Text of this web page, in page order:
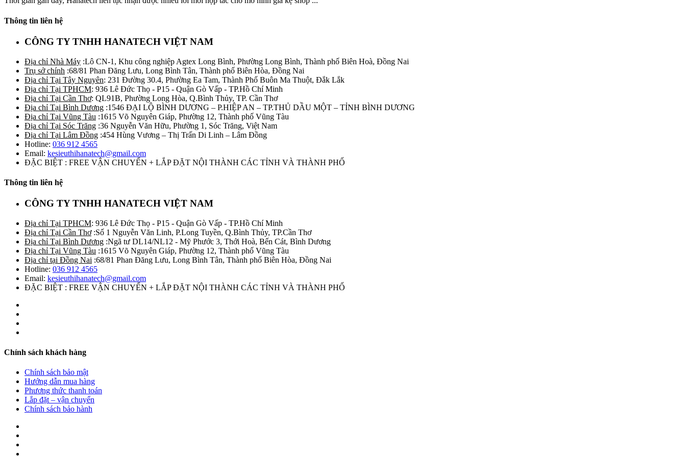
Thông tin liên hệ
CÔNG TY TNHH HANATECH VIỆT NAM
Địa chỉ Nhà Máy :Lô CN-1, Khu công nghiệp Agtex Long Bình, Phường Long Bình, Thành phố Biên Hoà, Đồng Nai
Trụ sở chính :68/81 Phan Đăng Lưu, Long Bình Tân, Thành phố Biên Hòa, Đồng Nai
Địa chỉ Tại Tây Nguyên: 231 Đường 30.4, Phường Ea Tam, Thành Phố Buôn Ma Thuột, Đắk Lắk
Địa chỉ Tại TPHCM: 936 Lê Đức Thọ - P15 - Quận Gò Vấp - TP.Hồ Chí Minh
Địa chỉ Tại Cần Thơ: QL91B, Phường Long Hòa, Q.Bình Thủy, TP. Cần Thơ
Địa chỉ Tại Bình Dương :1546 ĐẠI LỘ BÌNH DƯƠNG – P.HIỆP AN – TP.THỦ DẦU MỘT – TỈNH BÌNH DƯƠNG
Địa chỉ Tại Vũng Tàu :1615 Võ Nguyên Giáp, Phường 12, Thành phố Vũng Tàu
Địa chỉ Tại Sóc Trăng :36 Nguyễn Văn Hữu, Phường 1, Sóc Trăng, Việt Nam
Địa chỉ Tại Lâm Đồng :454 Hùng Vương – Thị Trấn Di Linh – Lâm Đồng
Hotline: 036 912 4565
Email: kesieuthihanatech@gmail.com
ĐẶC BIỆT : FREE VẬN CHUYỂN + LẮP ĐẶT NỘI THÀNH CÁC TỈNH VÀ THÀNH PHỐ
Thông tin liên hệ
CÔNG TY TNHH HANATECH VIỆT NAM
Địa chỉ Tại TPHCM: 936 Lê Đức Thọ - P15 - Quận Gò Vấp - TP.Hồ Chí Minh
Địa chỉ Tại Cần Thơ:Số 1 Nguyễn Văn Linh, P.Long Tuyền, Q.Bình Thủy, TP.Cần Thơ
Địa chỉ Tại Bình Dương :Ngã tư DL14/NL12 - Mỹ Phước 3, Thới Hoà, Bến Cát, Bình Dương
Địa chỉ Tại Vũng Tàu :1615 Võ Nguyên Giáp, Phường 12, Thành phố Vũng Tàu
Địa chỉ tại Đồng Nai :68/81 Phan Đăng Lưu, Long Bình Tân, Thành phố Biên Hòa, Đồng Nai
Hotline: 036 912 4565
Email: kesieuthihanatech@gmail.com
ĐẶC BIỆT : FREE VẬN CHUYỂN + LẮP ĐẶT NỘI THÀNH CÁC TỈNH VÀ THÀNH PHỐ
Chính sách khách hàng
Chính sách bảo mật
Hướng dẫn mua hàng
Phương thức thanh toán
Lắp đặt – vận chuyển
Chính sách bảo hành